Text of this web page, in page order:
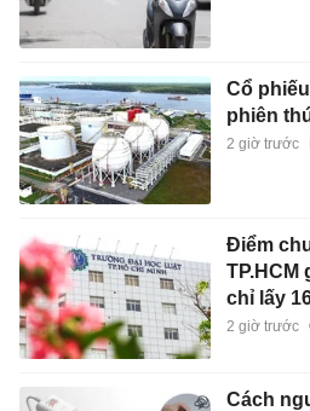
Cổ
phiên
2 giờ trước
Điểm
TP.HCM
chỉ lấy
2 giờ trước
Cách